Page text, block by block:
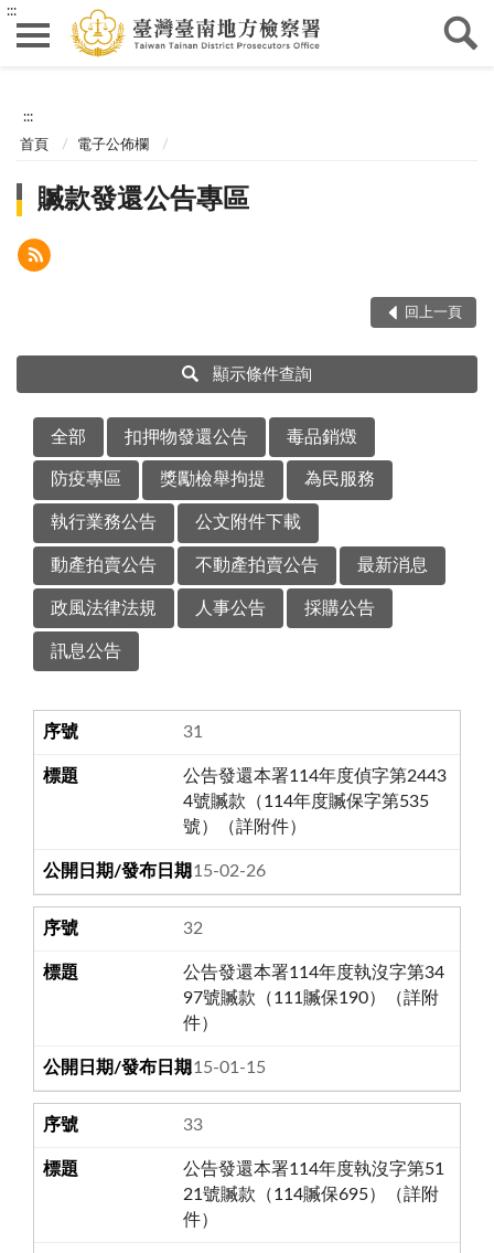
:::
:::
首頁 電子公佈欄
贓款發還公告專區
回上一頁
顯示條件查詢
全部 扣押物發還公告 毒品銷燬
防疫專區 獎勵檢舉拘提 為民服務
執行業務公告 公文附件下載
動產拍賣公告 不動產拍賣公告 最新消息
政風法律法規 人事公告 採購公告
訊息公告
31
公告發還本署114年度偵字第2443
4號贓款（114年度贓保字第535
號）（詳附件）
115-02-26
32
公告發還本署114年度執沒字第34
97號贓款（111贓保190）（詳附
件）
115-01-15
33
公告發還本署114年度執沒字第51
21號贓款（114贓保695）（詳附
件）